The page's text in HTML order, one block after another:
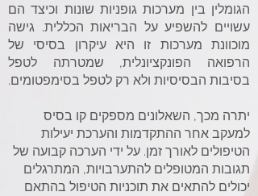
הגומלין בין מערכות גופניות שונות וכיצד הם
עשויים להשפיע על הבריאות הכללית. גישה
מוכוונת מערכות זו היא עיקרון בסיסי של
הרפואה הפונקציונלית, שמטרתה לטפל
בסיבות הבסיסיות ולא רק לטפל בסימפטומים.
יתרה מכך, השאלונים מספקים קו בסיס
למעקב אחר ההתקדמות והערכת יעילות
הטיפולים לאורך זמן. על ידי הערכה קבועה של
תגובות המטופלים להתערבויות, המתרגלים
יכולים להתאים את תוכניות הטיפול בהתאם